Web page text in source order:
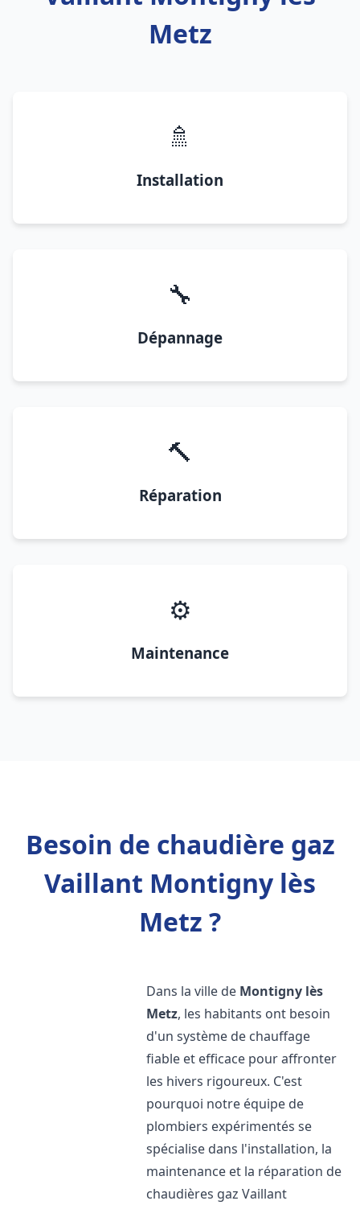
Metz
🚿
Installation
🔧
Dépannage
🔨
Réparation
⚙️
Maintenance
Besoin de chaudière gaz
Vaillant Montigny lès
Metz ?
Dans la ville de Montigny lès
Metz, les habitants ont besoin
d'un système de chauffage
fiable et efficace pour affronter
les hivers rigoureux. C'est
pourquoi notre équipe de
plombiers expérimentés se
spécialise dans l'installation, la
maintenance et la réparation de
chaudières gaz Vaillant